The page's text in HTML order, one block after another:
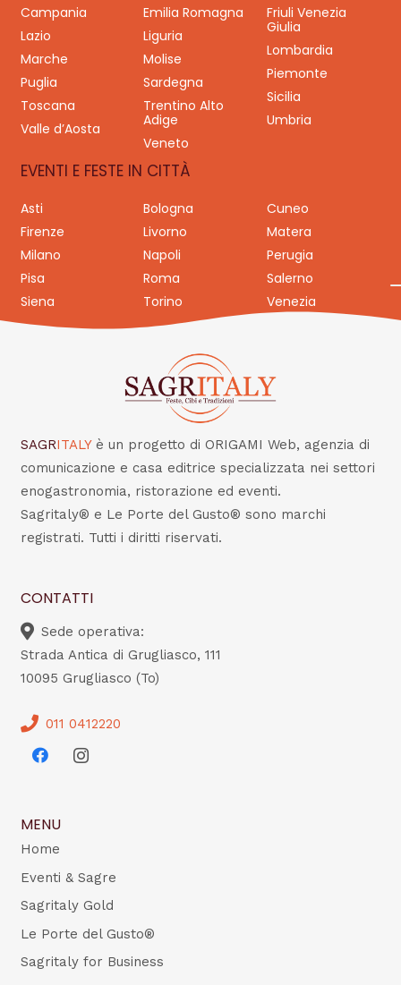
Campania
Emilia Romagna
Friuli Venezia
Giulia
Lazio
Liguria
Lombardia
Marche
Molise
Piemonte
Puglia
Sardegna
Sicilia
Toscana
Trentino Alto
Adige
Umbria
Valle d’Aosta
Veneto
EVENTI E FESTE IN CITTÀ
Asti Bologna
Cuneo
Firenze
Livorno
Matera
Milano
Napoli
Perugia
Pisa
Roma
Salerno
Siena
Torino Venezia
SAGRITALY è un progetto di ORIGAMI Web, agenzia di
comunicazione e casa editrice specializzata nei settori
enogastronomia, ristorazione ed eventi.
Sagritaly® e Le Porte del Gusto® sono marchi
registrati. Tutti i diritti riservati.
CONTATTI
Sede operativa:
Strada Antica di Grugliasco, 111
10095 Grugliasco (To)
011 0412220
MENU
Home
Eventi & Sagre
Sagritaly Gold
Le Porte del Gusto®
Sagritaly for Business